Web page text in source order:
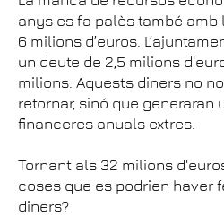
anys es fa palès també amb
6 milions d’euros.
un deute de 2,5 milions
milions. Aquests diners no
retornar, sinó que generaran
financeres anuals extres.
Tornant als 32 milions
coses que es podrien haver
diners?